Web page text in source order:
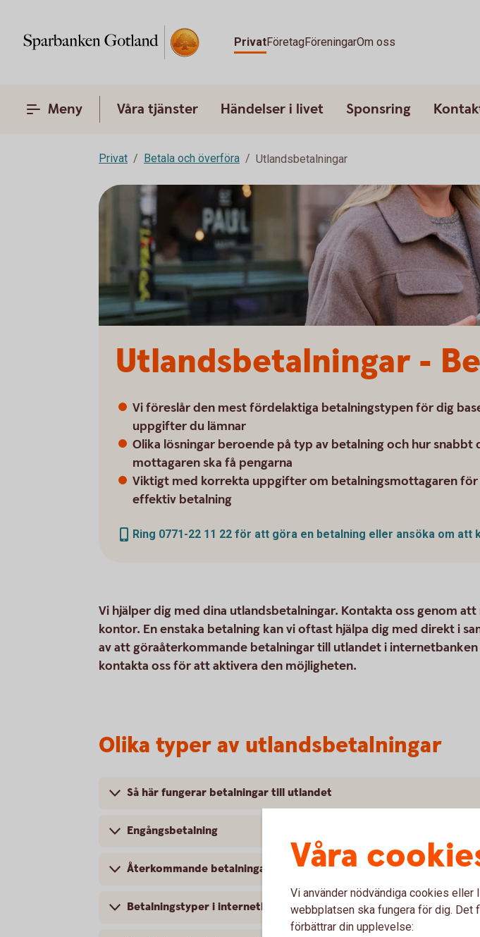
PrivatFöretagFöreningarOm oss
Meny Våra tjänster Händelser i livet Sponsring
Privat Betala och överföra Utlandsbetalningar
Utlandsbetalningar -
Vi föreslår den mest fördelaktiga betalningstypen för dig
uppgifter du lämnar
Olika lösningar beroende på typ av betalning och hur snabbt
mottagaren ska få pengarna
Viktigt med korrekta uppgifter om betalningsmottagaren
effektiv betalning
Ring 0771-22 11 22 för att göra en betalning eller ansöka om
Vi hjälper dig med dina utlandsbetalningar. Kontakta oss genom
kontor. En enstaka betalning kan vi oftast hjälpa dig med direkt i
av att göraåterkommande betalningar till utlandet i
kontakta oss för att aktivera den möjligheten.
Olika typer av utlandsbetalningar
Så här fungerar betalningar till utlandet
Engångsbetalning
Återkommande betalningar
Betalningstyper i internetbanken
Våra
Vi använder nödvändiga cookies eller
webbplatsen ska fungera för dig. Det
förbättrar din upplevelse: